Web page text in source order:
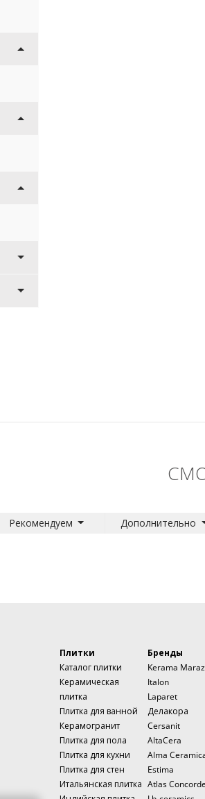
Рекомендуем Дополнительно
Плитки
Каталог плитки
Керамическая
плитка
Плитка для ванной
Керамогранит
Плитка для пола
Плитка для кухни
Плитка для стен
Итальянская плитка
Бренды
Kerama
Italon
Laparet
Делакора
Cersanit
AltaCera
Alma
Estima
Atlas Concorde